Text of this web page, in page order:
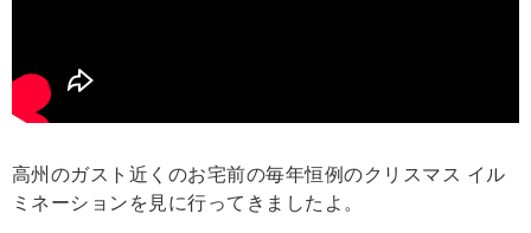
高州のガスト近くのお宅前の毎年恒例のクリスマス イル
ミネーションを見に行ってきましたよ。